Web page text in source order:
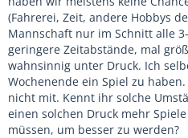
(Fahrerei, Zeit, andere Hobbys
Mannschaft nur im Schnitt alle
geringere Zeitabstände, mal
wahnsinnig unter Druck. Ich
Wochenende ein Spiel zu
nicht mit. Kennt ihr solche
einen solchen Druck mehr
müssen, um besser zu werden?